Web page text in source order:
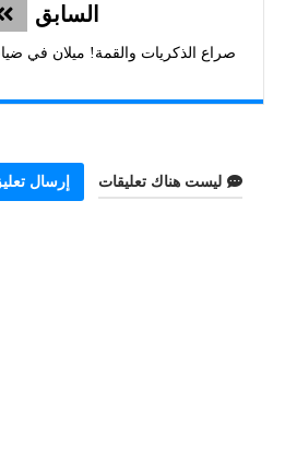
السابق
صراع الذكريات والقمة! ميلان في
ليست هناك تعليقات إرسال